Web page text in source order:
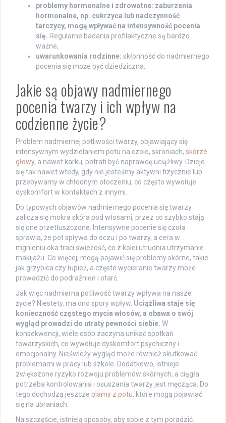
problemy hormonalne i zdrowotne: zaburzenia
hormonalne, np. cukrzyca lub nadczynność
tarczycy, mogą wpływać na intensywność pocenia
się. Regularne badania profilaktyczne są bardzo
ważne,
uwarunkowania rodzinne: skłonność do nadmiernego
pocenia się może być dziedziczna.
Jakie są objawy nadmiernego
pocenia twarzy i ich wpływ na
codzienne życie?
Problem nadmiernej potliwości twarzy, objawiający się
intensywnym wydzielaniem potu na czole, skroniach, skórze
głowy, a nawet karku, potrafi być naprawdę uciążliwy. Dzieje
się tak nawet wtedy, gdy nie jesteśmy aktywni fizycznie lub
przebywamy w chłodnym otoczeniu, co często wywołuje
dyskomfort w kontaktach z innymi.
Do typowych objawów nadmiernego pocenia się twarzy
zalicza się mokra skóra pod włosami, przez co szybko stają
się one przetłuszczone. Intensywne pocenie się czoła
sprawia, że pot spływa do oczu i po twarzy, a cera w
mgnieniu oka traci świeżość, co z kolei utrudnia utrzymanie
makijażu. Co więcej, mogą pojawić się problemy skórne, takie
jak grzybica czy łupież, a częste wycieranie twarzy może
prowadzić do podrażnień i otarć.
Jak więc nadmierna potliwość twarzy wpływa na nasze
życie? Niestety, ma ono spory wpływ. Uciążliwa staje się
konieczność częstego mycia włosów, a obawa o swój
wygląd prowadzi do utraty pewności siebie. W
konsekwencji, wiele osób zaczyna unikać spotkań
towarzyskich, co wywołuje dyskomfort psychiczny i
emocjonalny. Nieświeży wygląd może również skutkować
problemami w pracy lub szkole. Dodatkowo, istnieje
zwiększone ryzyko rozwoju problemów skórnych, a ciągła
potrzeba kontrolowania i osuszania twarzy jest męcząca. Do
tego dochodzą jeszcze plamy z potu, które mogą pojawiać
się na ubraniach.
Na szczęście, istnieją sposoby, aby sobie z tym poradzić.